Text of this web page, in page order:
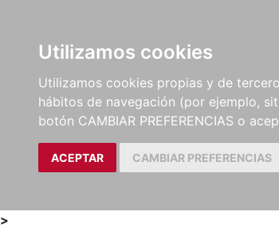
Utilizamos cookies
Utilizamos cookies propias y de
hábitos de navegación (por ejemplo,
botón CAMBIAR PREFERENCIAS o
ACEPTAR CAMBIAR PREFERENCIAS
LIBROS
MÉTODOS Y
EJERCICIOS
CRÍTICAS
>